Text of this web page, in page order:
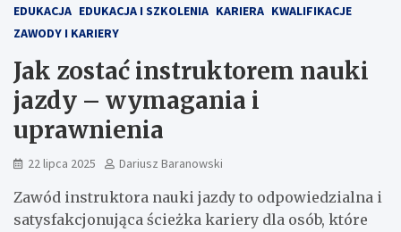
EDUKACJA EDUKACJA I SZKOLENIA KARIERA KWALIFIKACJE
ZAWODY I KARIERY
Jak zostać instruktorem nauki
jazdy – wymagania i
uprawnienia
22 lipca 2025 Dariusz Baranowski
Zawód instruktora nauki jazdy to odpowiedzialna i
satysfakcjonująca ścieżka kariery dla osób, które